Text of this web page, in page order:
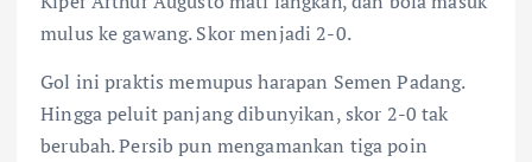
mulus ke gawang. Skor menjadi 2-0.
Gol ini praktis memupus harapan Semen Padang.
Hingga peluit panjang dibunyikan, skor 2-0 tak
berubah. Persib pun mengamankan tiga poin